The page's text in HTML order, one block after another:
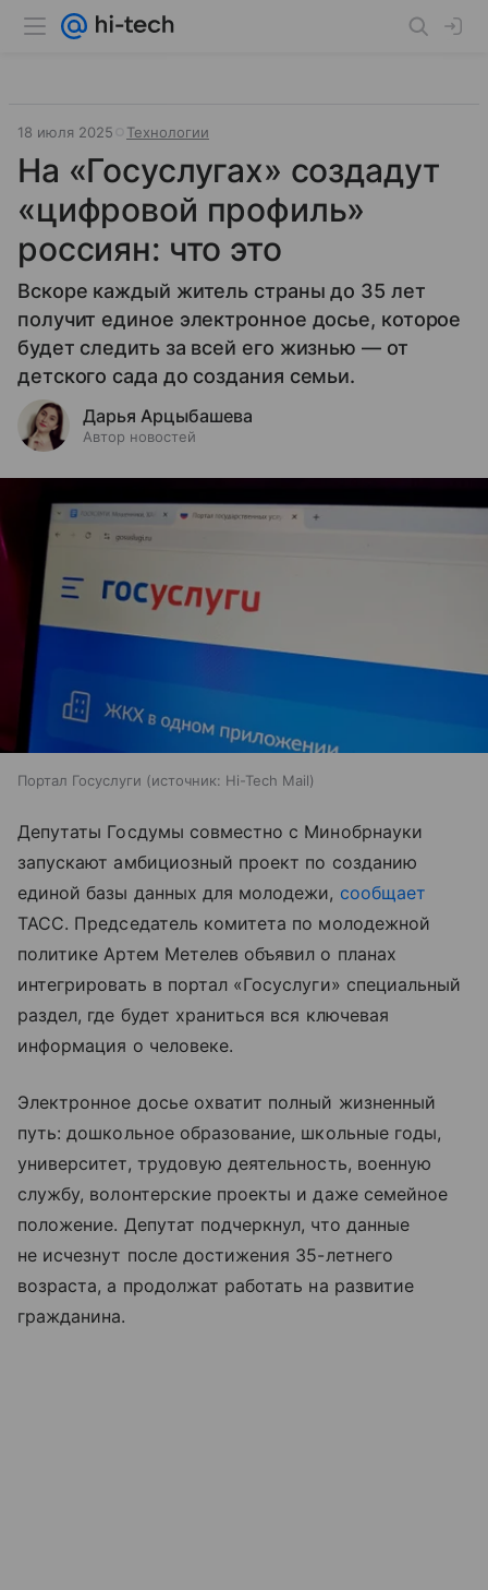
18 июля 2025 Технологии
На «Госуслугах» создадут
«цифровой профиль»
россиян: что это
Вскоре каждый житель страны до 35 лет
получит единое электронное досье, которое
будет следить за всей его жизнью — от
детского сада до создания семьи.
Дарья Арцыбашева
Автор новостей
Портал Госуслуги источник: Hi-Tech Mail
Депутаты Госдумы совместно с Минобрнауки
запускают амбициозный проект по созданию
единой базы данных для молодежи, сообщает
ТАСС. Председатель комитета по молодежной
политике Артем Метелев объявил о планах
интегрировать в портал «Госуслуги» специальный
раздел, где будет храниться вся ключевая
информация о человеке.
Электронное досье охватит полный жизненный
путь: дошкольное образование, школьные годы,
университет, трудовую деятельность, военную
службу, волонтерские проекты и даже семейное
положение. Депутат подчеркнул, что данные
не исчезнут после достижения 35-летнего
возраста, а продолжат работать на развитие
гражданина.